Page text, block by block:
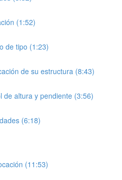
(1:52)
de tipo (1:23)
de su estructura (8:43)
de altura y pendiente (3:56)
(6:18)
(11:53)